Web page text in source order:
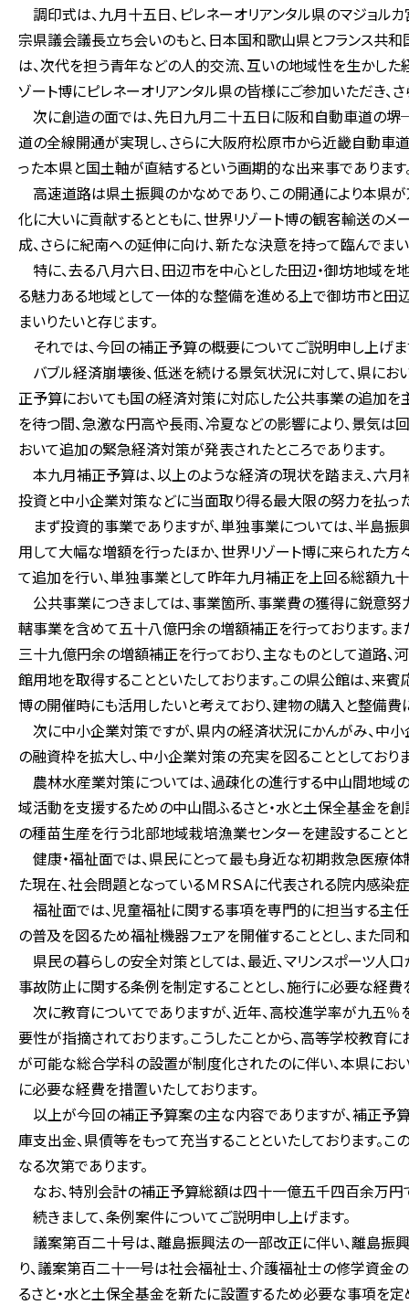
調印式は、九月十五日、ピレネーオリアンタル県のマジョル
宗県議会議長立ち会いのもと、日本国和歌山県とフランス共
は、次代を担う青年などの人的交流、互いの地域性を生かし
ゾート博にピレネーオリアンタル県の皆様にご参加いただき、
次に創造の面では、先日九月二十五日に阪和自動車道の堺
道の全線開通が実現し、さらに大阪府松原市から近畿自動車
った本県と国土軸が直結するという画期的な出来事であります
高速道路は県土振興のかなめであり、この開通により本県
化に大いに貢献するとともに、世界リゾート博の観客輸送の
成、さらに紀南への延伸に向け、新たな決意を持って臨んでま
特に、去る八月六日、田辺市を中心とした田辺・御坊地域
る魅力ある地域として一体的な整備を進める上で御坊市と
まいりたいと存じます。
それでは、今回の補正予算の概要についてご説明申し上げま
バブル経済崩壊後、低迷を続ける景気状況に対して、県にお
正予算においても国の経済対策に対応した公共事業の追加を
を待つ間、急激な円高や長雨、冷夏などの影響により、景気
おいて追加の緊急経済対策が発表されたところであります。
本九月補正予算は、以上のような経済の現状を踏まえ、六
投資と中小企業対策などに当面取り得る最大限の努力を払った
まず投資的事業でありますが、単独事業については、半島
用して大幅な増額を行ったほか、世界リゾート博に来られた
て追加を行い、単独事業として昨年九月補正を上回る総額九
公共事業につきましては、事業箇所、事業費の獲得に鋭意
轄事業を含めて五十八億円余の増額補正を行っております。
三十九億円余の増額補正を行っており、主なものとして道路
館用地を取得することといたしております。この県公館は、来
博の開催時にも活用したいと考えており、建物の購入と整備費
次に中小企業対策ですが、県内の経済状況にかんがみ、中
の融資枠を拡大し、中小企業対策の充実を図ることとしており
農林水産業対策については、過疎化の進行する中山間地域
域活動を支援するための中山間ふるさと・水と土保全基金を創
の種苗生産を行う北部地域栽培漁業センターを建設することと
健康・福祉面では、県民にとって最も身近な初期救急医療
た現在、社会問題となっているＭＲＳＡに代表される院内感染
福祉面では、児童福祉に関する事項を専門的に担当する主
の普及を図るため福祉機器フェアを開催することとし、また同
県民の暮らしの安全対策としては、最近、マリンスポーツ人
事故防止に関する条例を制定することとし、施行に必要な経費
次に教育についてでありますが、近年、高校進学率が九五
要性が指摘されております。こうしたことから、高等学校教育
が可能な総合学科の設置が制度化されたのに伴い、本県にお
に必要な経費を措置いたしております。
以上が今回の補正予算案の主な内容でありますが、補正予
庫支出金、県債等をもって充当することといたしております
なる次第であります。
なお、特別会計の補正予算総額は四十一億五千四百余万円
続きまして、条例案件についてご説明申し上げます。
議案第百二十号は、離島振興法の一部改正に伴い、離島
り、議案第百二十一号は社会福祉士、介護福祉士の修学資
るさと・水と土保全基金を新たに設置するため必要な事項を